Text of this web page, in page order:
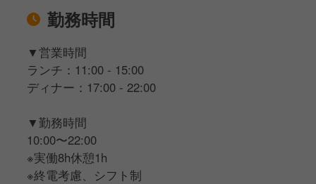
勤務時間
▼営業時間
ランチ：11:00 - 15:00
ディナー：17:00 - 22:00
▼勤務時間
10:00〜22:00
※実働8h休憩1h
※終電考慮、シフト制